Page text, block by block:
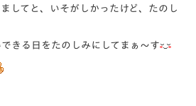
してと、いそがしかったけど、たのし
きる日をたのしみにしてまぁ～す